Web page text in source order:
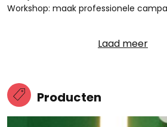
Workshop: maak professionele
Laad meer
Producten